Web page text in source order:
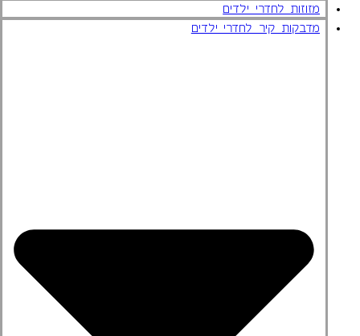
מזוזות לחדרי ילדים
מדבקות קיר לחדרי ילדים